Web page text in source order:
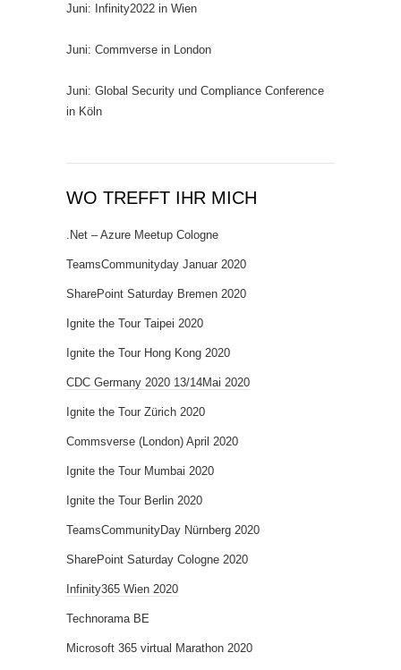
Juni: Infinity2022 in Wien
Juni: Commverse in London
Juni: Global Security und Compliance Conference
in Köln
WO TREFFT IHR MICH
.Net – Azure Meetup Cologne
TeamsCommunityday Januar 2020
SharePoint Saturday Bremen 2020
Ignite the Tour Taipei 2020
Ignite the Tour Hong Kong 2020
CDC Germany 2020 13/14Mai 2020
Ignite the Tour Zürich 2020
Commsverse (London) April 2020
Ignite the Tour Mumbai 2020
Ignite the Tour Berlin 2020
TeamsCommunityDay Nürnberg 2020
SharePoint Saturday Cologne 2020
Infinity365 Wien 2020
Technorama BE
Microsoft 365 virtual Marathon 2020